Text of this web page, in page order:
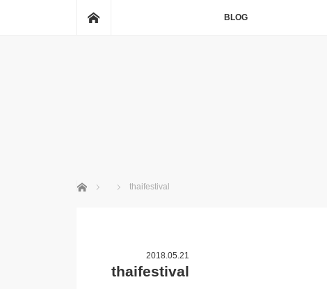
BLOG
ホーム thaifestival
2018.05.21
thaifestival